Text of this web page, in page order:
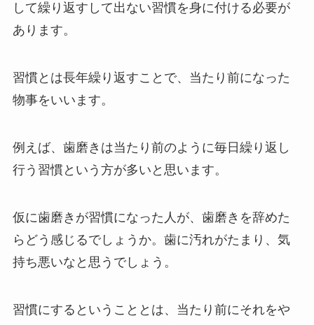
して繰り返すして出ない習慣を身に付ける必要が
あります。
習慣とは長年繰り返すことで、当たり前になった
物事をいいます。
例えば、歯磨きは当たり前のように毎日繰り返し
行う習慣という方が多いと思います。
仮に歯磨きが習慣になった人が、歯磨きを辞めた
らどう感じるでしょうか。歯に汚れがたまり、気
持ち悪いなと思うでしょう。
習慣にするということとは、当たり前にそれをや